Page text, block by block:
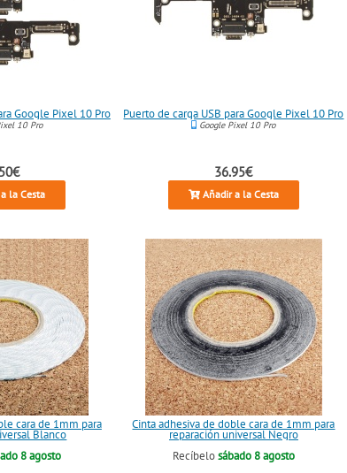
Google Pixel 10 Pro
10 Pro
la Cesta
Puerto de carga USB para Google Pixel 10 Pro
Google Pixel 10 Pro
36.95€
Añadir a la Cesta
cara de 1mm para
Blanco
8 agosto
Cinta adhesiva de doble cara de 1mm para
reparación universal Negro
Recíbelosábado 8 agosto